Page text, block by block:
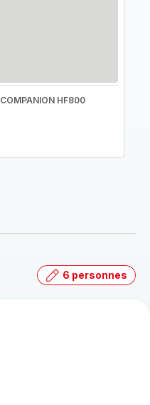
COMPANION HF800
6 personnes